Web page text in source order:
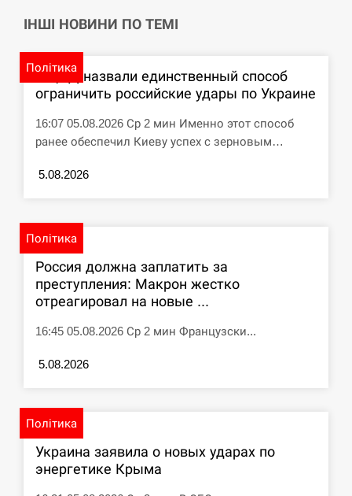
ІНШІ НОВИНИ ПО ТЕМІ
Політика
В ЦПД назвали единственный способ
ограничить российские удары по Украине
16:07 05.08.2026 Ср 2 мин Именно этот способ
ранее обеспечил Киеву успех с зерновым…
5.08.2026
Політика
Россия должна заплатить за
преступления: Макрон жестко
отреагировал на новые ...
16:45 05.08.2026 Ср 2 мин Французски...
5.08.2026
Політика
Украина заявила о новых ударах по
энергетике Крыма